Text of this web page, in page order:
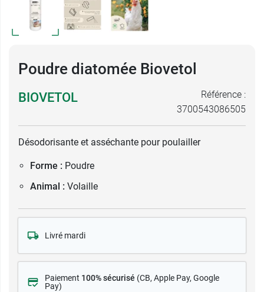
Poudre diatomée Biovetol
BIOVETOL
Référence :
3700543086505
Désodorisante et asséchante pour poulailler
Forme : Poudre
Animal : Volaille
Livré mardi
Paiement 100% sécurisé (CB, Apple Pay, Google
Pay)